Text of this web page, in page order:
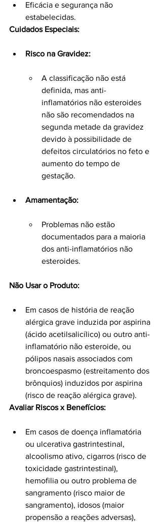
Eficácia e segurança não
estabelecidas.
Cuidados Especiais:
Risco na Gravidez:
A classificação não está
definida, mas anti-
inflamatórios não esteroides
não são recomendados na
segunda metade da gravidez
devido à possibilidade de
defeitos circulatórios no feto e
aumento do tempo de
gestação.
Amamentação:
Problemas não estão
documentados para a maioria
dos anti-inflamatórios não
esteroides.
Não Usar o Produto:
Em casos de história de reação
alérgica grave induzida por aspirina
(ácido acetilsalicílico) ou outro anti-
inflamatório não esteroide, ou
pólipos nasais associados com
broncoespasmo (estreitamento dos
brônquios) induzidos por aspirina
(risco de reação alérgica grave).
Avaliar Riscos x Benefícios:
Em casos de doença inflamatória
ou ulcerativa gastrintestinal,
alcoolismo ativo, cigarros (risco de
toxicidade gastrintestinal),
hemofilia ou outro problema de
sangramento (risco maior de
sangramento), idosos (maior
propensão a reações adversas),